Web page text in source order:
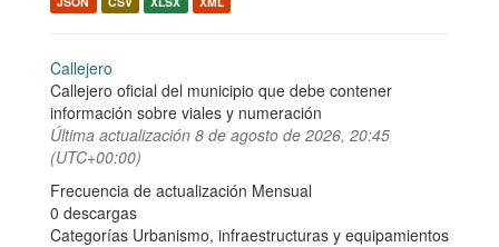
Callejero
Callejero oficial del municipio que debe contener
información sobre viales y numeración
Última actualización 8 de agosto de 2026, 20:45
(UTC+00:00)
Frecuencia de actualización Mensual
0 descargas
Categorías Urbanismo, infraestructuras y equipamientos